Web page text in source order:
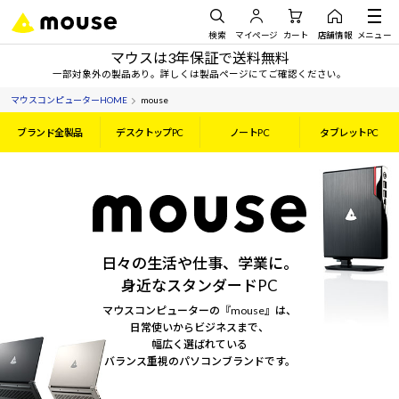
検索 マイページ カート 店舗情報 メニュー
マウスは3年保証で送料無料
一部対象外の製品あり。詳しくは製品ページにてご確認ください。
マウスコンピューターHOME mouse
ブランド全製品 デスクトップPC ノートPC タブレットPC
日々の生活や仕事、学業に。
身近なスタンダードPC
マウスコンピューターの『mouse』は、
日常使いからビジネスまで、
幅広く選ばれている
バランス重視のパソコンブランドです。